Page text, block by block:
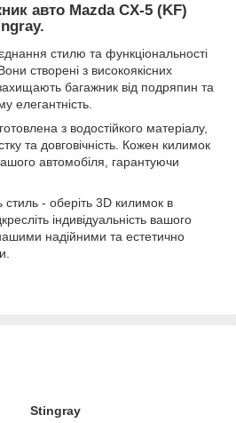
авто Mazda CX-5 (KF)
стилю та функціональності
створені з високоякісних
захищають багажник від подряпин та
елегантність.
з водостійкого матеріалу,
та довговічність. Кожен килимок
автомобіля, гарантуючи
стиль - оберіть 3D килимок в
індивідуальність вашого
надійними та естетично
Stingray